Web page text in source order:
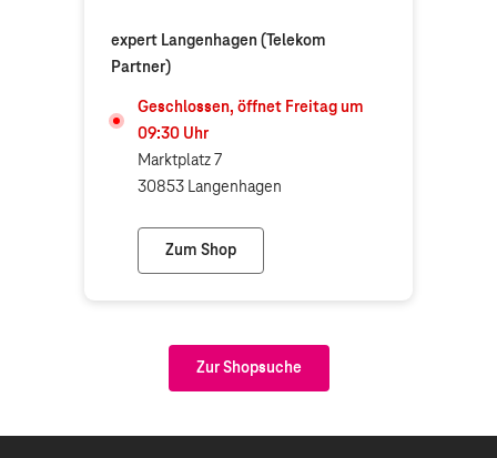
expert Langenhagen (Telekom
Partner)
Geschlossen, öffnet Freitag um
09:30 Uhr
Marktplatz 7
30853 Langenhagen
Zum Shop
expert Langenhagen (Telekom Partner)
Zur Shopsuche